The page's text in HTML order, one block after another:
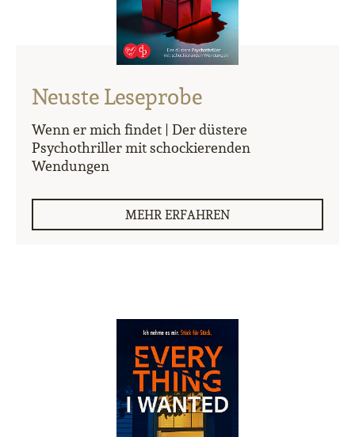
Neuste Leseprobe
Wenn er mich findet | Der düstere
Psychothriller mit schockierenden
Wendungen
MEHR ERFAHREN